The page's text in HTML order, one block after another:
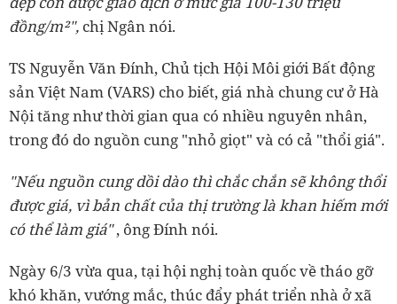
đồng/m²", chị Ngân nói.
TS Nguyễn Văn Đính, Chủ tịch Hội Môi giới Bất động
sản Việt Nam (VARS) cho biết, giá nhà chung cư ở Hà
Nội tăng như thời gian qua có nhiều nguyên nhân,
trong đó do nguồn cung "nhỏ giọt" và có cả "thổi giá".
"Nếu nguồn cung dồi dào thì chắc chắn sẽ không thổi
được giá, vì bản chất của thị trường là khan hiếm mới
có thể làm giá", ông Đính nói.
Ngày 6/3 vừa qua, tại hội nghị toàn quốc về tháo gỡ
khó khăn, vướng mắc, thúc đẩy phát triển nhà ở xã